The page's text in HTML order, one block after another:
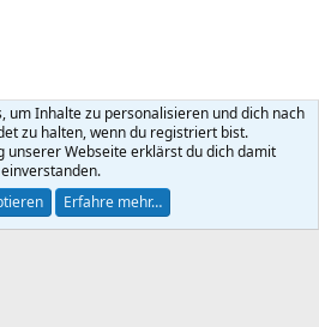
Datenschutz Hilfe
R
® © 2010-2026 XenForo Ltd.
um Inhalte zu personalisieren und dich nach
zu halten, wenn du registriert bist.
unserer Webseite erklärst du dich damit
einverstanden.
Erfahre mehr…